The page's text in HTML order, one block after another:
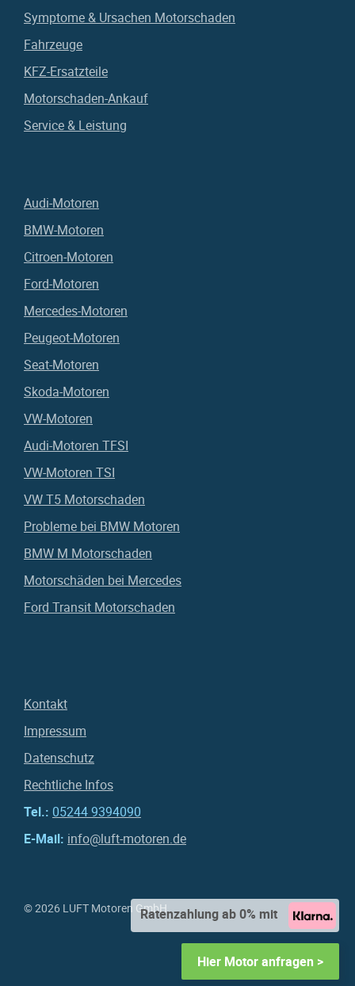
Symptome & Ursachen Motorschaden
Fahrzeuge
KFZ-Ersatzteile
Motorschaden-Ankauf
Service & Leistung
Audi-Motoren
BMW-Motoren
Citroen-Motoren
Ford-Motoren
Mercedes-Motoren
Peugeot-Motoren
Seat-Motoren
Skoda-Motoren
VW-Motoren
Audi-Motoren TFSI
VW-Motoren TSI
VW T5 Motorschaden
Probleme bei BMW Motoren
BMW M Motorschaden
Motorschäden bei Mercedes
Ford Transit Motorschaden
Kontakt
Impressum
Datenschutz
Rechtliche Infos
Tel.: 05244 9394090
E-Mail: info@luft-motoren.de
© 2026 LUFT Motoren GmbHRatenzahlung ab 0% mit
Hier Motor anfragen >